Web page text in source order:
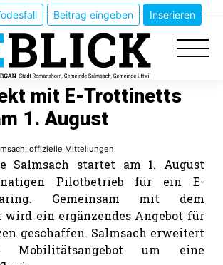
Beitrag eingeben Inserieren
mit E-Trottinetts
1. August
offizielle Mitteilungen
Salmsach startet am 1. August
Pilotbetrieb für ein E-
Gemeinsam mit dem
wird ein ergänzendes Angebot für
geschaffen. Salmsach erweitert
Mobilitätsangebot um eine